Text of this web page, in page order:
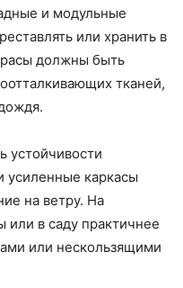
и модульные
или хранить в
должны быть
тканей,
устойчивости
усиленные каркасы
на ветру. На
или в саду практичнее
или нескользящими